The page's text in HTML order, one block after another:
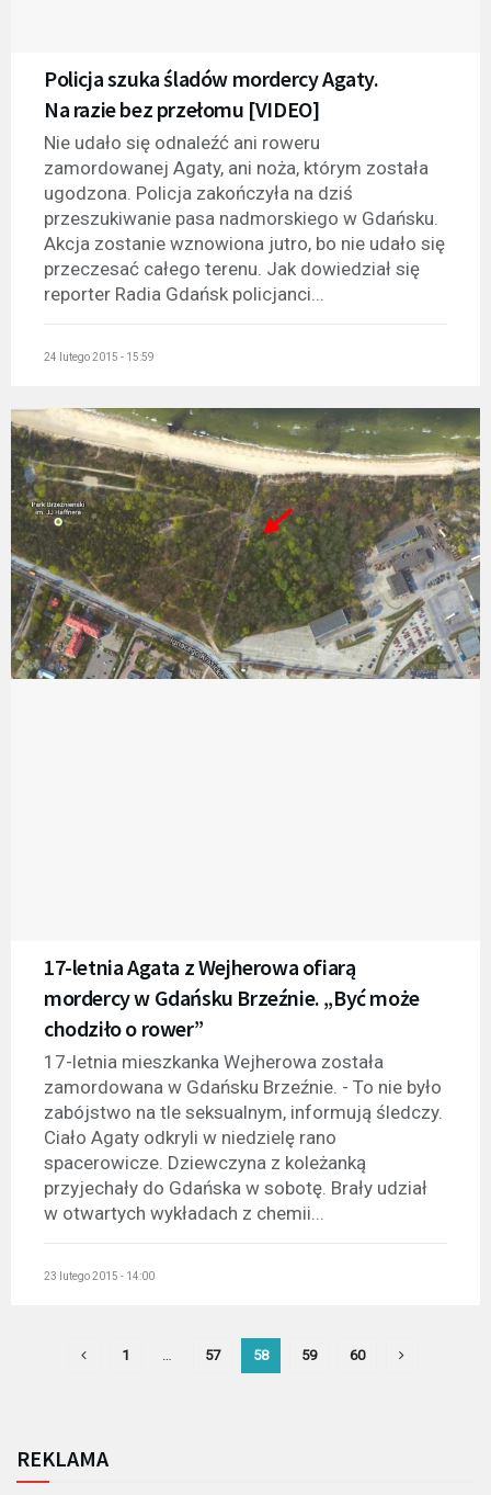
Policja szuka śladów mordercy Agaty.
Na razie bez przełomu [VIDEO]
Nie udało się odnaleźć ani roweru
zamordowanej Agaty, ani noża, którym została
ugodzona. Policja zakończyła na dziś
przeszukiwanie pasa nadmorskiego w Gdańsku.
Akcja zostanie wznowiona jutro, bo nie udało się
przeczesać całego terenu. Jak dowiedział się
reporter Radia Gdańsk policjanci...
24 lutego 2015 - 15:59
17-letnia Agata z Wejherowa ofiarą
mordercy w Gdańsku Brzeźnie. „Być może
chodziło o rower”
17-letnia mieszkanka Wejherowa została
zamordowana w Gdańsku Brzeźnie. - To nie było
zabójstwo na tle seksualnym, informują śledczy.
Ciało Agaty odkryli w niedzielę rano
spacerowicze. Dziewczyna z koleżanką
przyjechały do Gdańska w sobotę. Brały udział
w otwartych wykładach z chemii...
23 lutego 2015 - 14:00
1 57 58 59 60
REKLAMA